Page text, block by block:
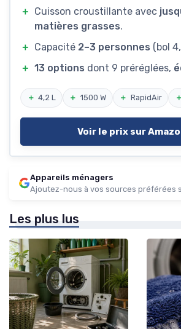
＋ Cuisson croustillante avec
matières grasses.
＋ Capacité 2–3 personnes (bol
＋ 13 options dont 9 préréglées,
＋ 4,2 L ＋ 1500 W ＋ RapidAir ＋
Voir le prix sur
Appareils ménagers
Ajoutez-nous à vos sources préférées
Les plus lus